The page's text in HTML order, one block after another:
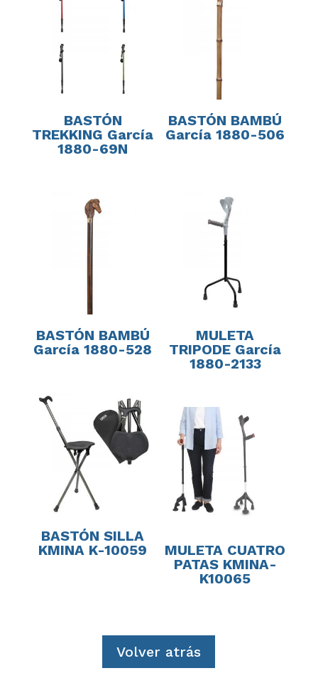
BASTÓN
TREKKING García
1880-69N
BASTÓN BAMBÚ
García 1880-506
BASTÓN BAMBÚ
García 1880-528
MULETA
TRIPODE García
1880-2133
BASTÓN SILLA
KMINA K-10059
MULETA CUATRO
PATAS KMINA-
K10065
Volver atrás